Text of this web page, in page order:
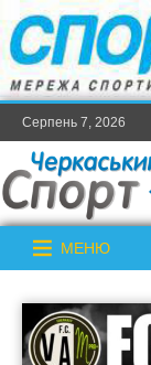
Серпень 7, 2026
МЕНЮ